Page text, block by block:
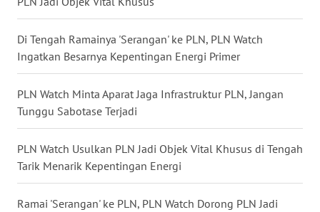
Di Tengah Ramainya 'Serangan' ke PLN, PLN Watch
Ingatkan Besarnya Kepentingan Energi Primer
PLN Watch Minta Aparat Jaga Infrastruktur PLN, Jangan
Tunggu Sabotase Terjadi
PLN Watch Usulkan PLN Jadi Objek Vital Khusus di Tengah
Tarik Menarik Kepentingan Energi
Ramai 'Serangan' ke PLN, PLN Watch Dorong PLN Jadi
WN
KALTENG
WN
KALTARA
WN